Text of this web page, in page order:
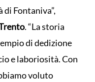
Fontaniva”,
. “La storia
di dedizione
e laboriosità. Con
voluto